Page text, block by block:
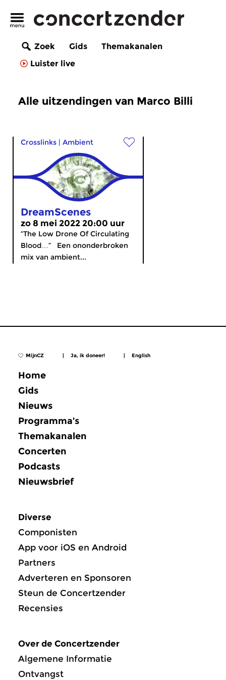
Zoek Gids
Themakanalen
Luister live
Alle uitzendingen van Marco Billi
Crosslinks | Ambient
DreamScenes
zo 8 mei 2022 20:00 uur
“The Low Drone Of Circulating
Blood…” Een ononderbroken
mix van ambient...
MijnCZ | Ja, ik doneer! | English
Home
Gids
Nieuws
Programma’s
Themakanalen
Concerten
Podcasts
Nieuwsbrief
Diverse
Componisten
App voor iOS en Android
Partners
Adverteren en Sponsoren
Steun de Concertzender
Recensies
Over de Concertzender
Algemene Informatie
Ontvangst